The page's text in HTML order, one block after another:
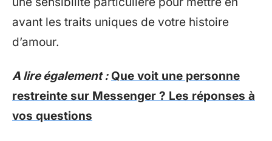
avant les traits uniques de votre histoire
d’amour.
A lire également : Que voit une personne
restreinte sur Messenger ? Les réponses à
vos questions